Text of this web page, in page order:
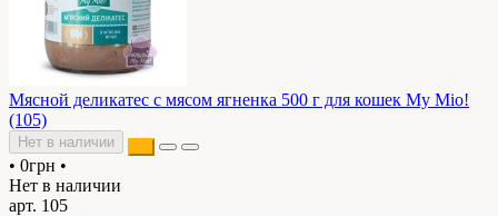
Мясной деликатес с мясом ягненка 500 г для кошек My Mio!
(105)
Нет в наличии
• 0грн •
Нет в наличии
арт. 105